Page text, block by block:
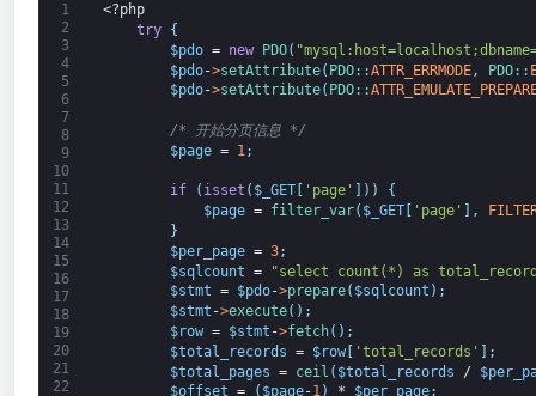
1
2
3
4
5
6
7
8
9
10
11
12
13
14
15
16
17
18
19
20
21
22
<?php
try
{
$pdo = new PDO(
$pdo->setAttribute( PDO::ATTR_ERRMODE, PDO::
$pdo->setAttribute( PDO::
/* 开始分页信息 */
$page = 1 ;
if ( isset ( $_GET[ 'page' ) )
{
$page = filter_var( $_GET[ 'page' ,
}
$per_page = 3;
$sqlcount =
"select count(*) as
$stmt = $pdo->prepare( $sqlcount ) ;
$stmt ->execute( ) ;
$row = $stmt ->fetch( ) ;
$total_records = $row[ 'total_records' ] ;
$total_pages = ceil ( $total_records /
$offset = ( $page-1) * $per_page;